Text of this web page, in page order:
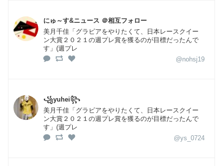
にゅ～す&ニュース ＠相互フォロー
美月千佳「グラビアをやりたくて、日本レースクイー
ン大賞２０２１の週プレ賞を獲るのが目標だったんで
す」(週プレ
@nohsj19
꧁yuhei꧂
美月千佳「グラビアをやりたくて、日本レースクイー
ン大賞２０２１の週プレ賞を獲るのが目標だったんで
す」(週プレ
@ys_0724